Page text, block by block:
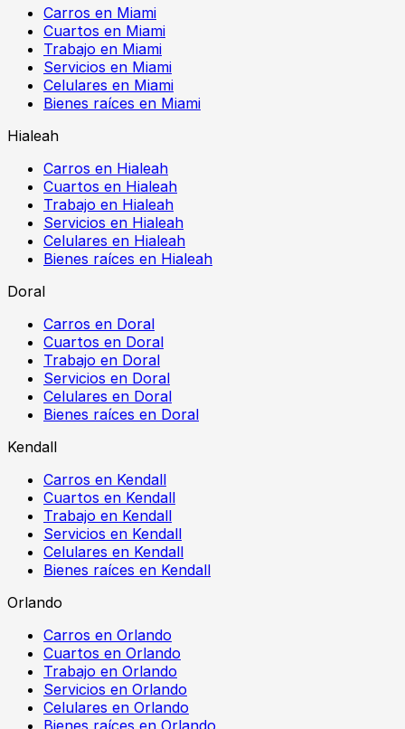
Carros en Miami
Cuartos en Miami
Trabajo en Miami
Servicios en Miami
Celulares en Miami
Bienes raíces en Miami
Hialeah
Carros en Hialeah
Cuartos en Hialeah
Trabajo en Hialeah
Servicios en Hialeah
Celulares en Hialeah
Bienes raíces en Hialeah
Doral
Carros en Doral
Cuartos en Doral
Trabajo en Doral
Servicios en Doral
Celulares en Doral
Bienes raíces en Doral
Kendall
Carros en Kendall
Cuartos en Kendall
Trabajo en Kendall
Servicios en Kendall
Celulares en Kendall
Bienes raíces en Kendall
Orlando
Carros en Orlando
Cuartos en Orlando
Trabajo en Orlando
Servicios en Orlando
Celulares en Orlando
Bienes raíces en Orlando